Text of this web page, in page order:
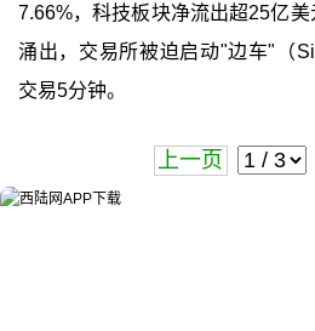
7.66%，科技板块净流出超25亿
涌出，交易所被迫启动"边车"（
交易5分钟。
上一页